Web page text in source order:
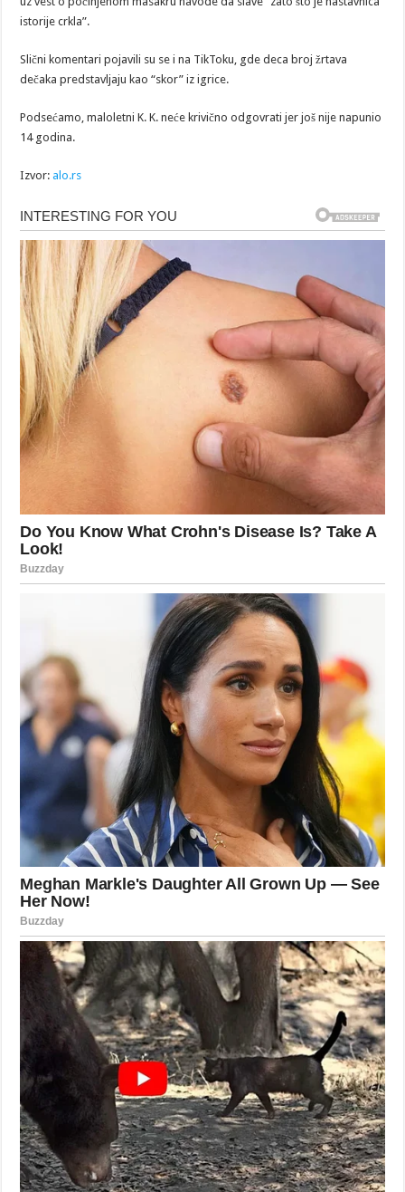
istorije crkla”.
Slični komentari pojavili su se i na TikToku, gde deca broj žrtava
dečaka predstavljaju kao “skor” iz igrice.
Podsećamo, maloletni K. K. neće krivično odgovrati jer još nije napunio
14 godina.
Izvor:alo.rs